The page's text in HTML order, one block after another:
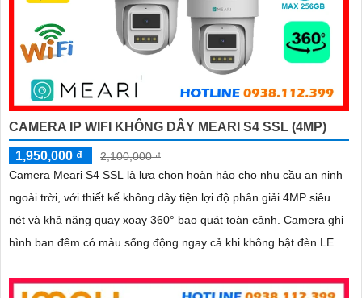
CAMERA IP WIFI KHÔNG DÂY MEARI S4 SSL (4MP)
1,950,000 ₫
2,100,000 ₫
Camera Meari S4 SSL là lựa chọn hoàn hảo cho nhu cầu an ninh
ngoài trời, với thiết kế không dây tiện lợi độ phân giải 4MP siêu
nét và khả năng quay xoay 360° bao quát toàn cảnh. Camera ghi
hình ban đêm có màu sống động ngay cả khi không bật đèn LED,
động phát hiện và xử lý mọi tình huống